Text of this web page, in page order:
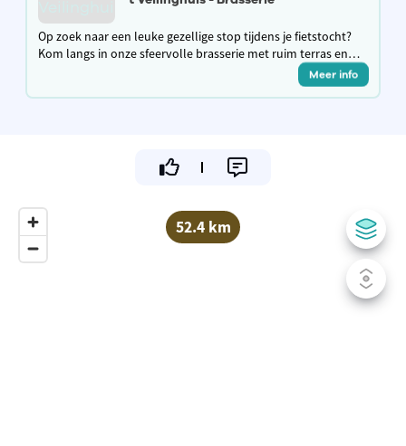
Op zoek naar een leuke gezellige stop tijdens je fietstocht?
Kom langs in onze sfeervolle brasserie met ruim terras en
laad je fiets gratis op terwijl je geniet van een hapje & een
Meer info
52.4 km